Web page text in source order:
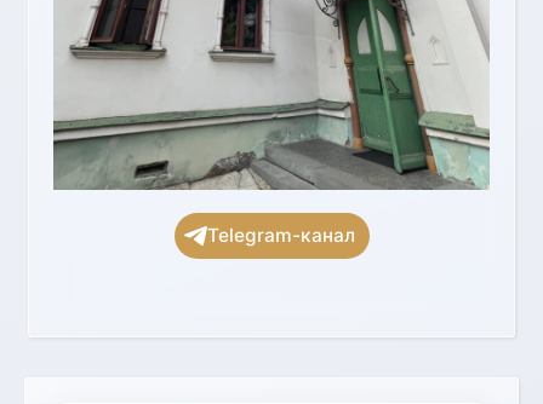
Telegram-канал